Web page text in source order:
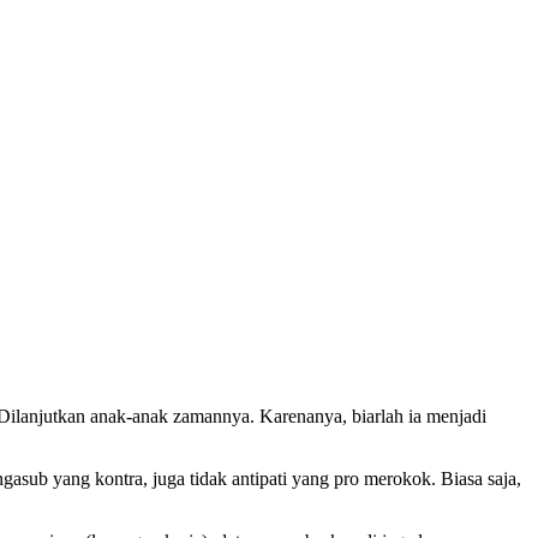
anak-anak zamannya. Karenanya, biarlah ia menjadi
yang kontra, juga tidak antipati yang pro merokok. Biasa saja,